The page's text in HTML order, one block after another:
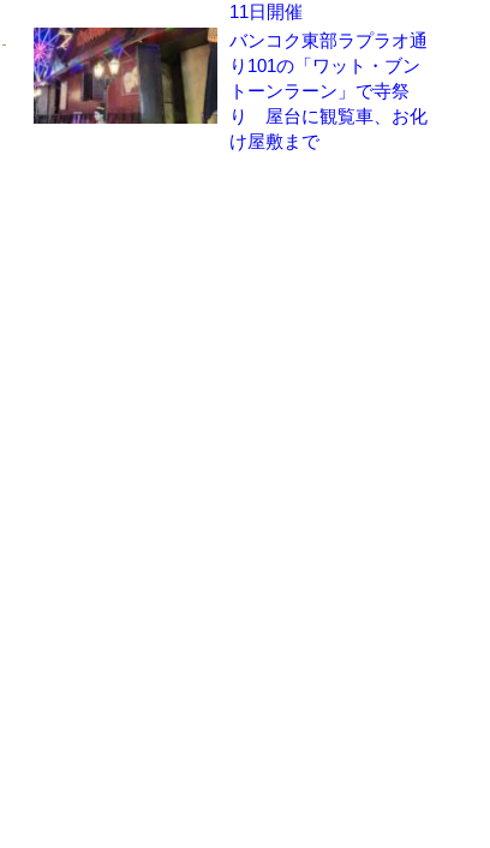
11日開催
バンコク東部ラプラオ通
り101の「ワット・ブン
トーンラーン」で寺祭
り 屋台に観覧車、お化
け屋敷まで